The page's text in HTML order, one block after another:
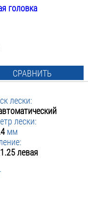
головка
СРАВНИТЬ
лески:
лески:
мм
левая